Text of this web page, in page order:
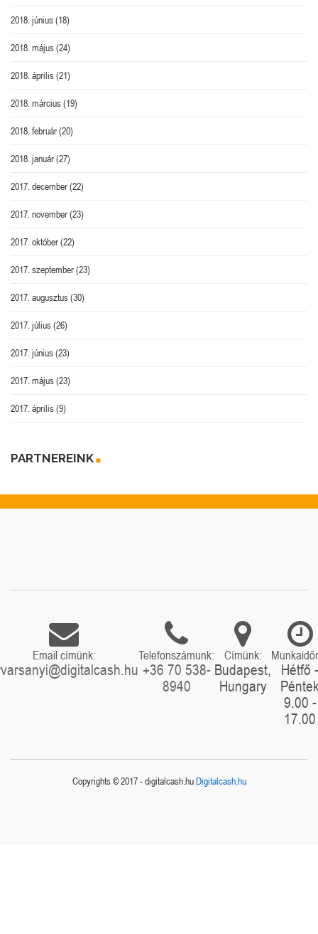
2018. június(18)
2018. május(24)
2018. április(21)
2018. március(19)
2018. február(20)
2018. január(27)
2017. december(22)
2017. november(23)
2017. október(22)
2017. szeptember(23)
2017. augusztus(30)
2017. július(26)
2017. június(23)
2017. május(23)
2017. április(9)
PARTNEREINK
Email címünk: Telefonszámunk:
+36 70 538-
8940
Címünk:
Budapest,
Hungary
Hétfő -
9.00 -
17.00
Copyrights © 2017 - digitalcash.huDigitalcash.hu